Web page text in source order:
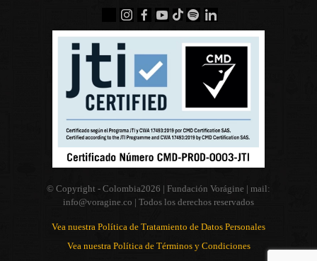
© Copyright - Colombia2026 | Fundación Vorágine | mail:
info@voragine.co | Todos los derechos reservados
Vea nuestra Política de Tratamiento de Datos Personales
Vea nuestra Política de Términos y Condiciones